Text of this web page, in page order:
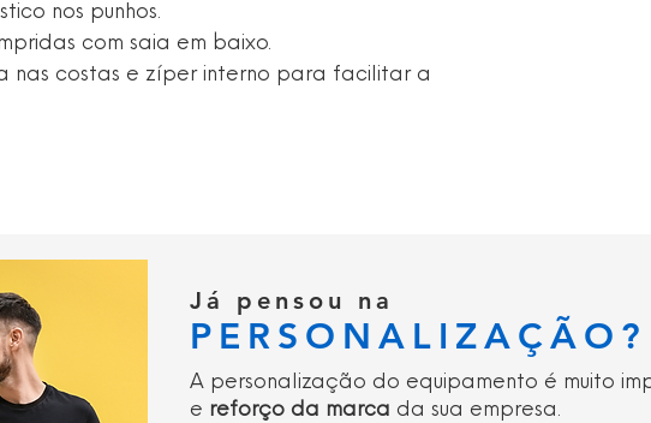
nos punhos.
com saia em baixo.
nas costas e zíper interno para facilitar a
Já pensou na
PERSONALIZAÇÃO?
A personalização do equipamento é muito
e reforço da marca da sua empresa.